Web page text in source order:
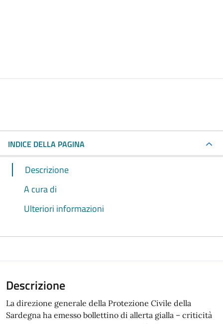
INDICE DELLA PAGINA
Descrizione
A cura di
Ulteriori informazioni
Descrizione
La direzione generale della Protezione Civile della
Sardegna ha emesso bollettino di allerta gialla – criticità